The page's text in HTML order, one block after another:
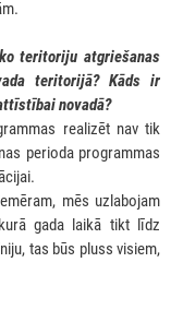
teritoriju atgriešanas
teritorijā? Kāds ir
novadā?
realizēt nav tik
perioda programmas
mēs uzlabojam
gada laikā tikt līdz
tas būs pluss visiem,